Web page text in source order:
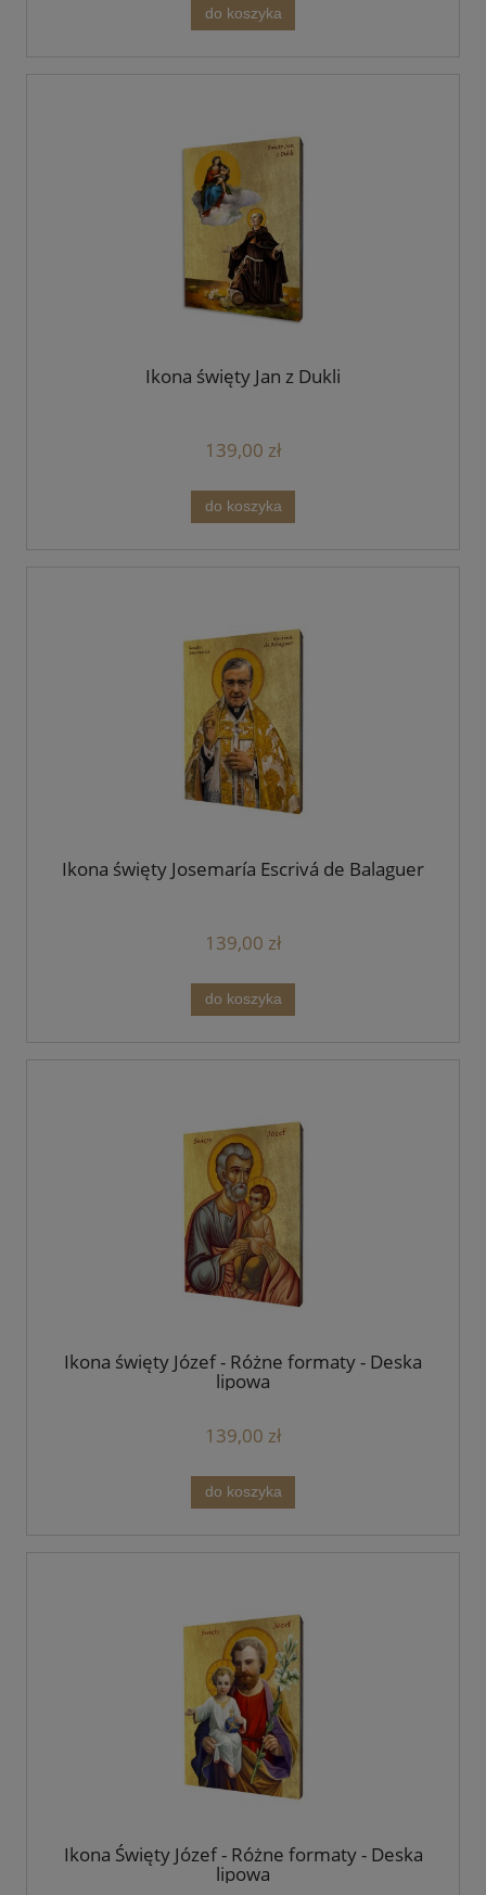
do koszyka
Ikona święty Jan z Dukli
139,00 zł
do koszyka
Ikona święty Josemaría Escrivá de Balaguer
139,00 zł
do koszyka
Ikona święty Józef - Różne formaty - Deska
lipowa
139,00 zł
do koszyka
Ikona Święty Józef - Różne formaty - Deska
lipowa